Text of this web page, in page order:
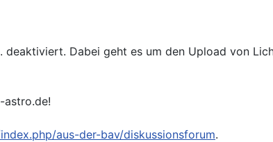
Dabei geht es um den Upload von
astro.de!
aus-der-bav/diskussionsforum.